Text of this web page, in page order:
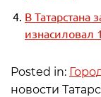
В Татарстана
изнасиловал
Posted in:
новости